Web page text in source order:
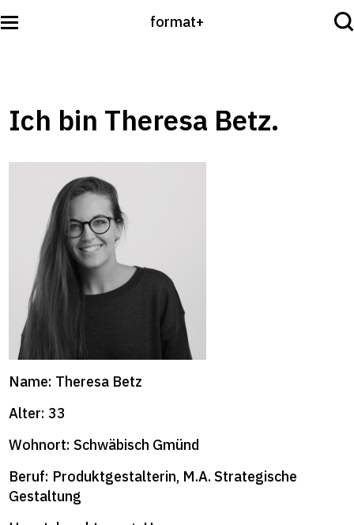
format+
Hören
International
format+
Ich bin Theresa Betz.
Name: Theresa Betz
Alter: 33
Wohnort: Schwäbisch Gmünd
Beruf: Produktgestalterin, M.A. Strategische
Gestaltung